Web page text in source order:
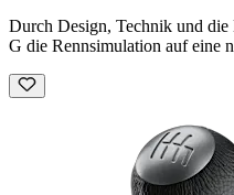
Durch Design, Technik und
G die Rennsimulation auf eine